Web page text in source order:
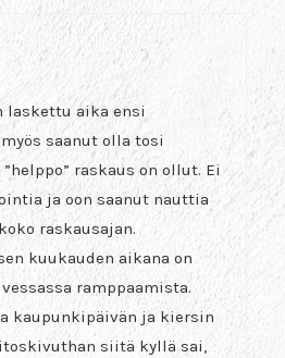
laskettu aika ensi
saanut olla tosi
raskaus on ollut. Ei
ja oon saanut nauttia
raskausajan.
kuukauden aikana on
ramppaamista.
kaupunkipäivän ja kiersin
siitä kyllä sai,